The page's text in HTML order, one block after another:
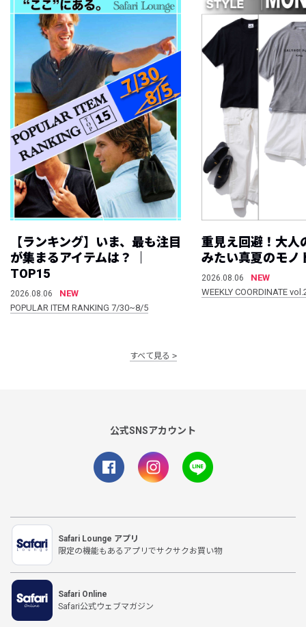
【ランキング】いま、最も注目
が集まるアイテムは？ ｜
TOP15
2026.08.06
NEW
POPULAR ITEM RANKING 7/30~8/5
重見え回避！大人
みたい真夏のモノ
2026.08.06
NEW
WEEKLY COORDINATE
すべて見る
公式SNSアカウント
Safari Lounge アプリ
限定の機能もあるアプリでサクサクお買い物
Safari Online
Safari公式ウェブマガジン